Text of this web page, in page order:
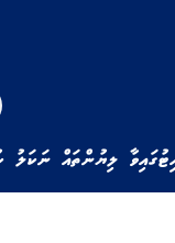
ލިޔުންތައް ނަކަލު